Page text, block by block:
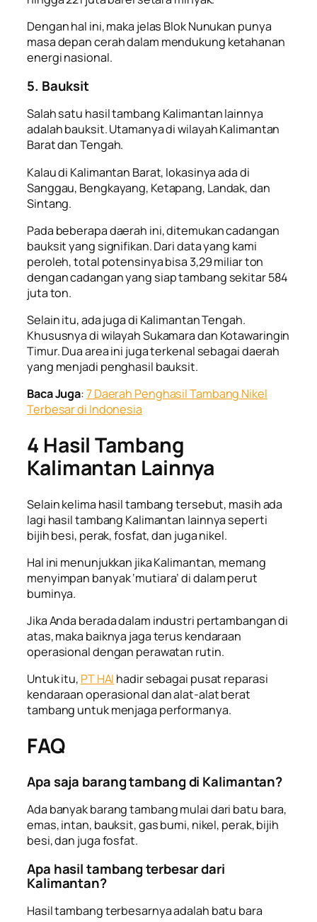
Dengan hal ini, maka jelas Blok Nunukan punya
masa depan cerah dalam mendukung ketahanan
energi nasional.
5. Bauksit
Salah satu hasil tambang Kalimantanlainnya
adalah bauksit. Utamanya di wilayah Kalimantan
Barat dan Tengah.
Kalau di Kalimantan Barat, lokasinya ada di
Sanggau, Bengkayang, Ketapang, Landak, dan
Sintang.
Pada beberapa daerah ini, ditemukan cadangan
bauksit yang signifikan. Dari data yang kami
peroleh, total potensinya bisa 3,29 miliar ton
dengan cadangan yang siap tambang sekitar 584
juta ton.
Selain itu, ada juga di Kalimantan Tengah.
Khususnya di wilayah Sukamara dan Kotawaringin
Timur. Dua area ini juga terkenal sebagai daerah
yang menjadi penghasil bauksit.
Baca Juga:7 Daerah Penghasil Tambang Nikel
Terbesar di Indonesia
4 Hasil Tambang
Kalimantan Lainnya
Selain kelima hasil tambang tersebut, masih ada
lagi hasil tambang Kalimantan lainnya seperti
bijih besi, perak, fosfat, dan juga nikel.
Hal ini menunjukkan jika Kalimantan, memang
menyimpan banyak ‘mutiara’ di dalam perut
buminya.
Jika Anda berada dalam industri pertambangan di
atas, maka baiknya jaga terus kendaraan
operasional dengan perawatan rutin.
Untuk itu, PT HAI hadir sebagai pusat reparasi
kendaraan operasional dan alat-alat berat
tambang untuk menjaga performanya.
FAQ
Apa saja barang tambang di Kalimantan?
Ada banyak barang tambang mulai dari batu bara,
emas, intan, bauksit, gas bumi, nikel, perak, bijih
besi, dan juga fosfat.
Apa hasil tambang terbesar dari
Kalimantan?
Hasil tambang terbesarnya adalah batu bara